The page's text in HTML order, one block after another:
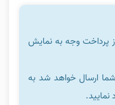
پرداخت وجه به نمایش
ارسال خواهد شد به